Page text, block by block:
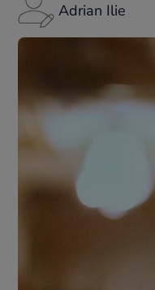
Adrian Ilie